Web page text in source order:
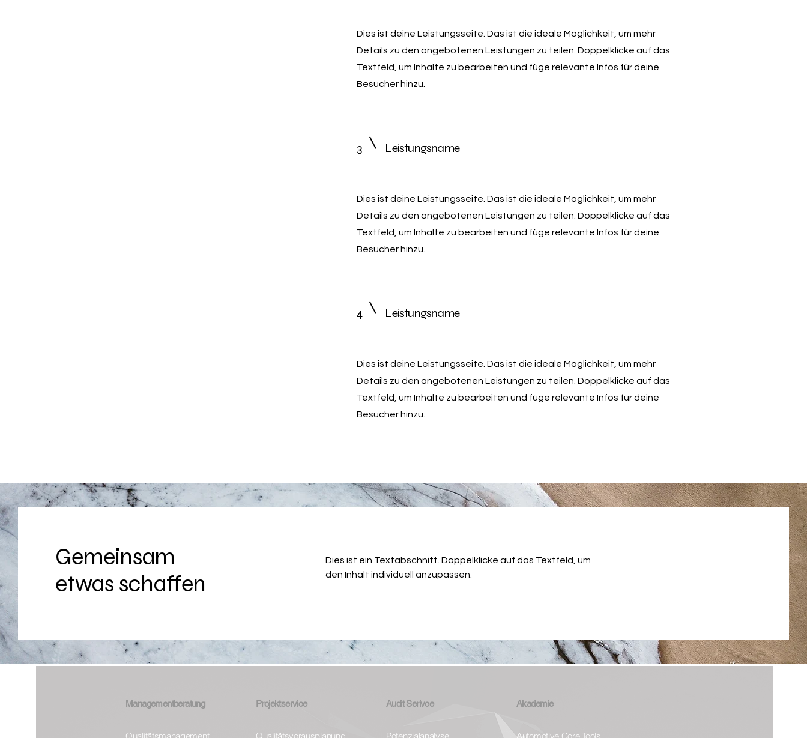
Dies ist deine Leistungsseite. Das ist die ideale Möglichkeit, um mehr
Details zu den angebotenen Leistungen zu teilen. Doppelklicke auf das
Textfeld, um Inhalte zu bearbeiten und füge relevante Infos für deine
Besucher hinzu.
3 Leistungsname
Dies ist deine Leistungsseite. Das ist die ideale Möglichkeit, um mehr
Details zu den angebotenen Leistungen zu teilen. Doppelklicke auf das
Textfeld, um Inhalte zu bearbeiten und füge relevante Infos für deine
Besucher hinzu.
4 Leistungsname
Dies ist deine Leistungsseite. Das ist die ideale Möglichkeit, um mehr
Details zu den angebotenen Leistungen zu teilen. Doppelklicke auf das
Textfeld, um Inhalte zu bearbeiten und füge relevante Infos für deine
Besucher hinzu.
Gemeinsam
etwas schaffen
Dies ist ein Textabschnitt. Doppelklicke auf das Textfeld, um
den Inhalt individuell anzupassen.
Managementberatung Projektservice Audit Serivce Akademie